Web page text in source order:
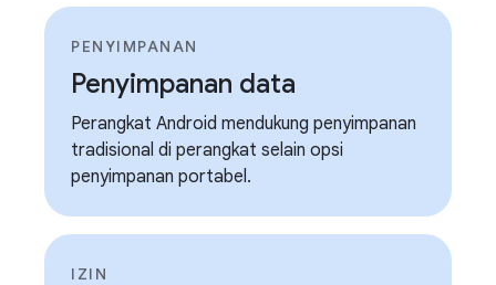
PENYIMPANAN
Penyimpanan data
Perangkat Android mendukung penyimpanan
tradisional di perangkat selain opsi
penyimpanan portabel.
IZIN